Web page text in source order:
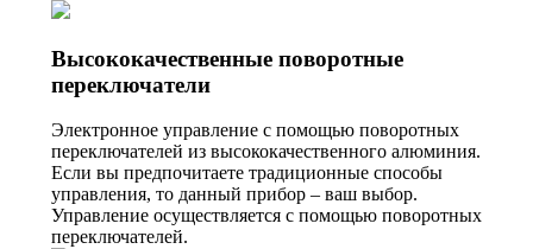
Высококачественные поворотные
переключатели
Электронное управление с помощью поворотных
переключателей из высококачественного алюминия.
Если вы предпочитаете традиционные способы
управления, то данный прибор – ваш выбор.
Управление осуществляется с помощью поворотных
переключателей.